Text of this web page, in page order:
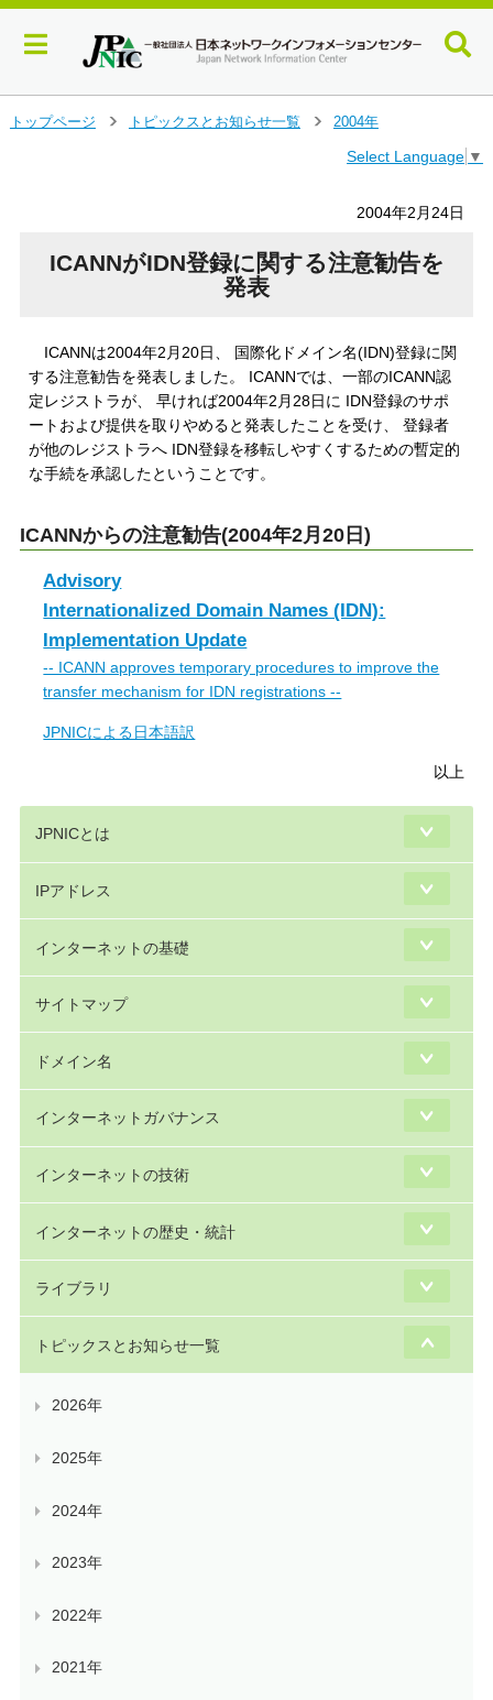
トップページ
トピックスとお知らせ一覧
2004年
Select Language ▼
2004年2月24日
ICANNがIDN登録に関する注意勧告を
発表
ICANNは2004年2月20日、 国際化ドメイン名(IDN)登録に関
する注意勧告を発表しました。 ICANNでは、一部のICANN認
定レジストラが、 早ければ2004年2月28日に IDN登録のサポ
ートおよび提供を取りやめると発表したことを受け、 登録者
が他のレジストラへ IDN登録を移転しやすくするための暫定的
な手続を承認したということです。
ICANNからの注意勧告(2004年2月20日)
Advisory
Internationalized Domain Names (IDN):
Implementation Update
-- ICANN approves temporary procedures to improve the
transfer mechanism for IDN registrations --
JPNICによる日本語訳
以上
JPNICとは
IPアドレス
インターネットの基礎
サイトマップ
ドメイン名
インターネットガバナンス
インターネットの技術
インターネットの歴史・統計
ライブラリ
トピックスとお知らせ一覧
2026年
2025年
2024年
2023年
2022年
2021年